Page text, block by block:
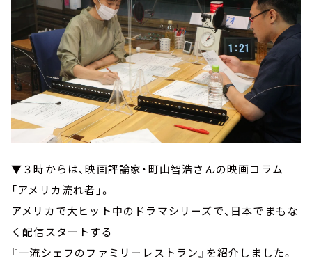
▼３時からは、映画評論家・町山智浩さんの映画コラム
「アメリカ流れ者」。
アメリカで大ヒット中のドラマシリーズで、日本でまもな
く配信スタートする
『一流シェフのファミリーレストラン』を紹介しました。